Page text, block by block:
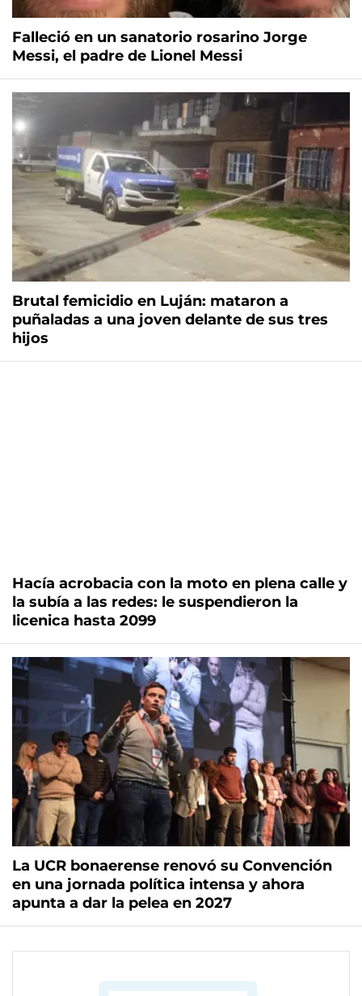
Falleció en un sanatorio rosarino Jorge
Messi, el padre de Lionel Messi
Brutal femicidio en Luján: mataron a
puñaladas a una joven delante de sus tres
hijos
Hacía acrobacia con la moto en plena calle y
la subía a las redes: le suspendieron la
licenica hasta 2099
La UCR bonaerense renovó su Convención
en una jornada política intensa y ahora
apunta a dar la pelea en 2027